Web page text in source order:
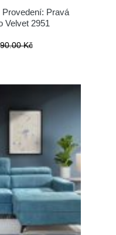
Pravá
Velvet 2951
Kč